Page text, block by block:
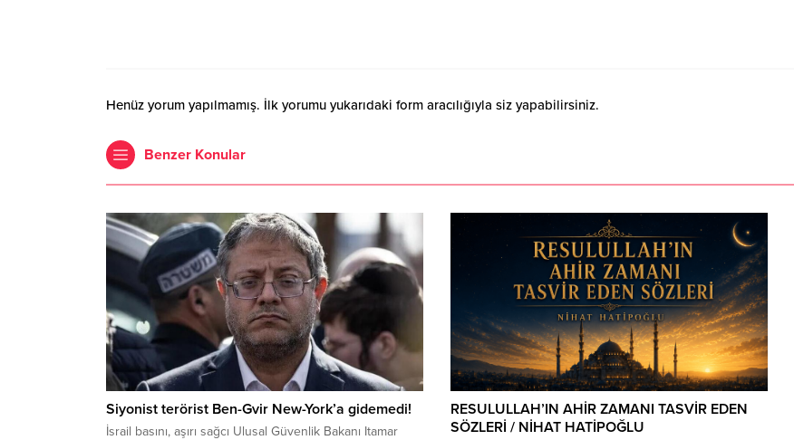
Henüz yorum yapılmamış. İlk yorumu yukarıdaki form aracılığıyla siz yapabilirsiniz.
Benzer Konular
Siyonist terörist Ben-Gvir New-York’a gidemedi!
İsrail basını, aşırı sağcı Ulusal Güvenlik Bakanı Itamar
RESULULLAH’IN AHİR ZAMANI TASVİR EDEN
SÖZLERİ / NİHAT HATİPOĞLU